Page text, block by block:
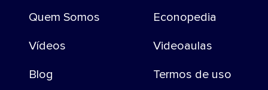
Quem Somos
Vídeos
Blog
Econopedia
Videoaulas
Termos de uso